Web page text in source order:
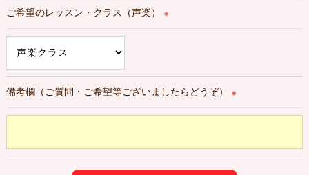
ご希望のレッスン・クラス（声楽） ※
備考欄（ご質問・ご希望等ございましたらどうぞ） ※